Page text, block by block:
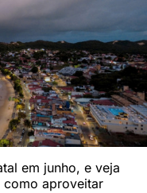
em junho, e veja
aproveitar